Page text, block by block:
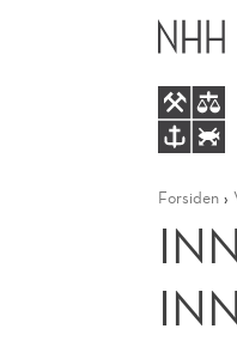
HVORDAN
LYKKES
Forsiden